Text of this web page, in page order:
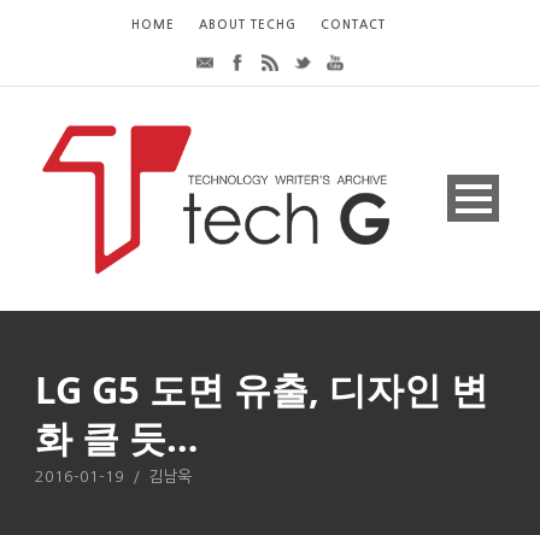
HOME ABOUT TECHG CONTACT
LG G5 도면 유출, 디자인 변
화 클 듯…
2016-01-19 / 김남욱